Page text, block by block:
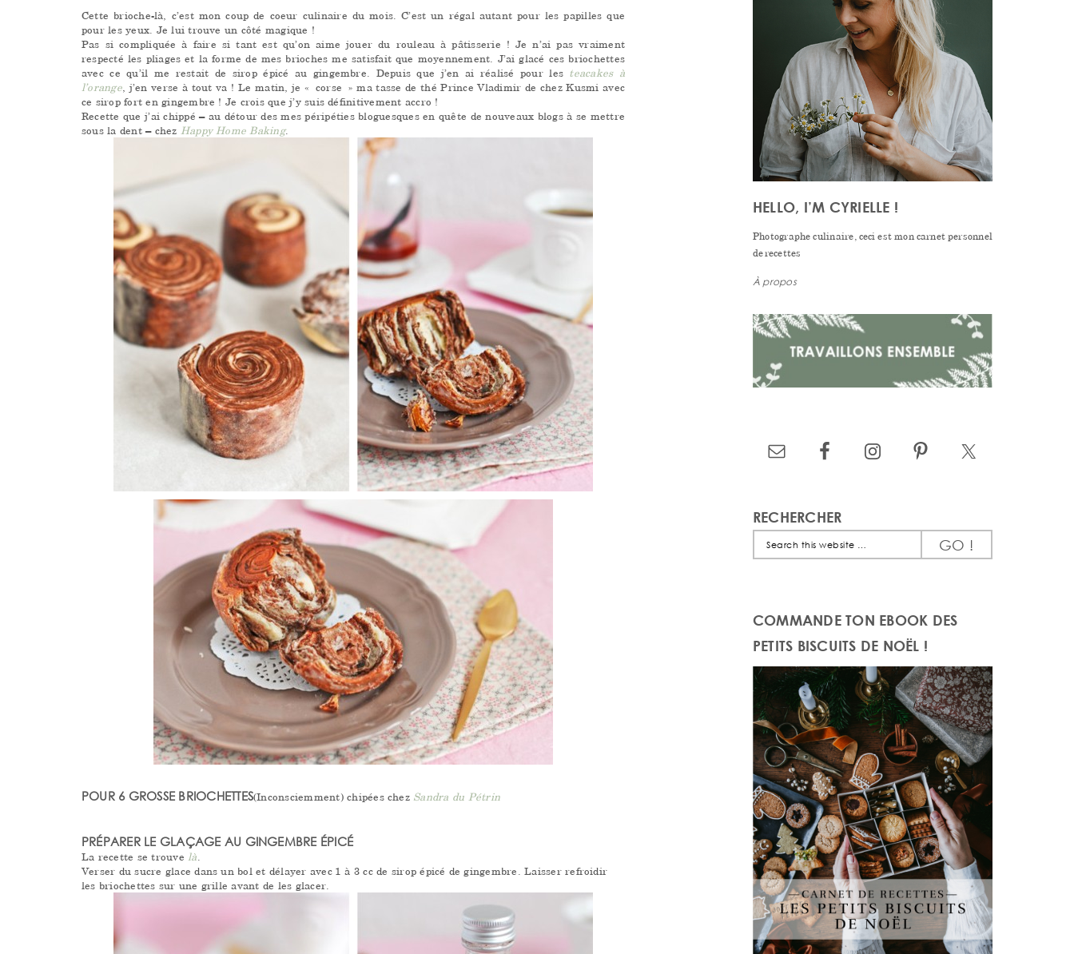
Cette brioche-là, c’est mon coup de coeur culinaire du mois. C’est un régal autant pour les papilles que
pour les yeux. Je lui trouve un côté magique !
Pas si compliquée à faire si tant est qu’on aime jouer du rouleau à pâtisserie ! Je n’ai pas vraiment
respecté les pliages et la forme de mes brioches me satisfait que moyennement. J’ai glacé ces briochettes
avec ce qu’il me restait de sirop épicé au gingembre. Depuis que j’en ai réalisé pour les teacakes à
l’orange, j’en verse à tout va ! Le matin, je « corse » ma tasse de thé Prince Vladimir de chez Kusmi avec
ce sirop fort en gingembre ! Je crois que j’y suis définitivement accro !
Recette que j’ai chippé – au détour des mes péripéties bloguesques en quête de nouveaux blogs à se mettre
sous la dent – chez Happy Home Baking.
POUR 6 GROSSE BRIOCHETTES(Inconsciemment) chipées chez Sandra du Pétrin
PRÉPARER LE GLAÇAGE AU GINGEMBRE ÉPICÉ
La recette se trouvelà.
Verser du sucre glace dans un bol et délayer avec 1 à 3 cc de sirop épicé de gingembre. Laisser refroidir
les briochettes sur une grille avant de les glacer.
HELLO, I’M CYRIELLE !
Photographe culinaire, ceci est mon carnet personnel
de recettes
À propos
RECHERCHER
COMMANDE TON EBOOK DES
PETITS BISCUITS DE NOËL !